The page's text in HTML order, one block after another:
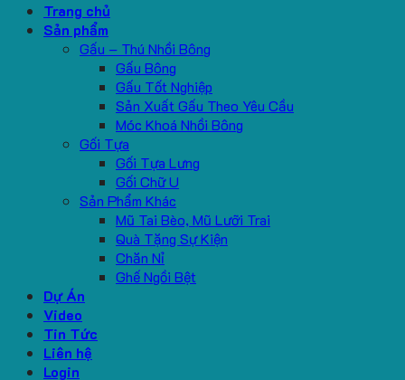
Trang chủ
Sản phẩm
Gấu – Thú Nhồi Bông
Gấu Bông
Gấu Tốt Nghiệp
Sản Xuất Gấu Theo Yêu Cầu
Móc Khoá Nhồi Bông
Gối Tựa
Gối Tựa Lưng
Gối Chữ U
Sản Phẩm Khác
Mũ Tai Bèo, Mũ Lưỡi Trai
Quà Tặng Sự Kiện
Chăn Nỉ
Ghế Ngồi Bệt
Dự Án
Video
Tin Tức
Liên hệ
Login